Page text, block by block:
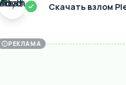
Скачать взлом
РЕКЛАМА